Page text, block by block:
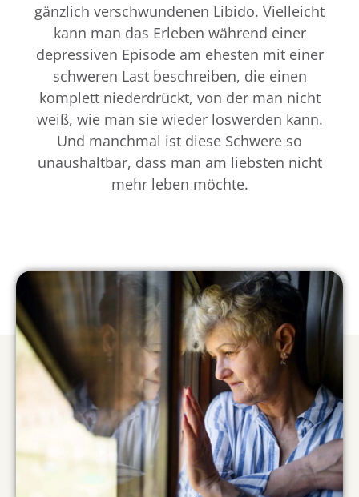
gänzlich verschwundenen Libido. Vielleicht
kann man das Erleben während einer
depressiven Episode am ehesten mit einer
schweren Last beschreiben, die einen
komplett niederdrückt, von der man nicht
weiß, wie man sie wieder loswerden kann.
Und manchmal ist diese Schwere so
unaushaltbar, dass man am liebsten nicht
mehr leben möchte.